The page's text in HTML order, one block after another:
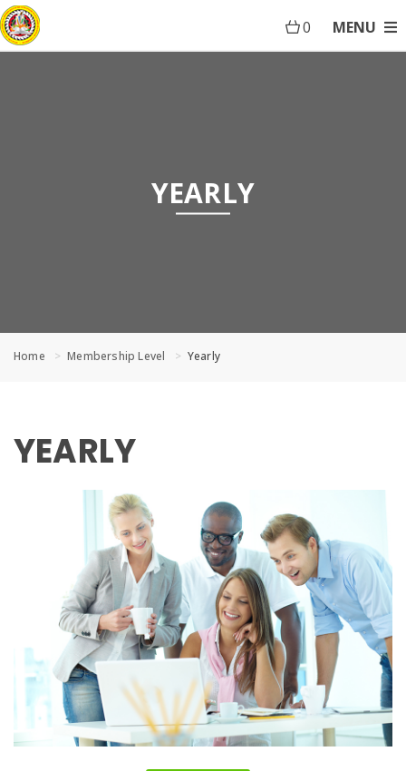
MENU
0
Home Membership Level Yearly
YEARLY
YEARLY